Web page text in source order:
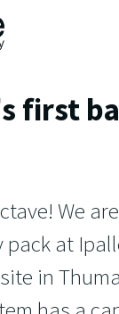
first
We
at
in